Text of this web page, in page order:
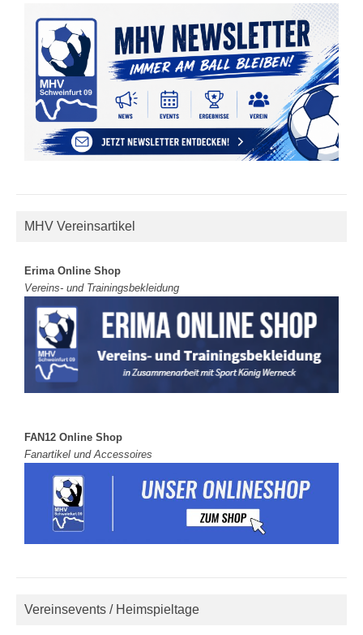
MHV Vereinsartikel
Erima Online Shop
Vereins- und Trainingsbekleidung
FAN12 Online Shop
Fanartikel und Accessoires
Vereinsevents / Heimspieltage